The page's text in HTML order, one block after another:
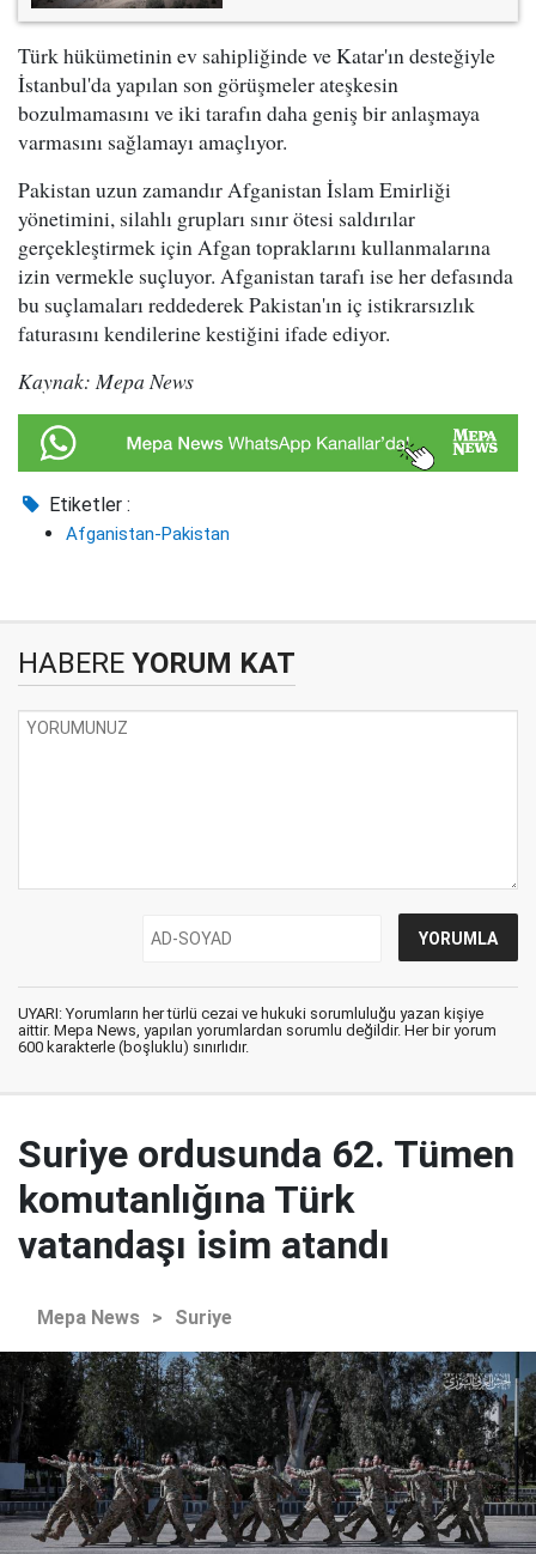
Türk hükümetinin ev sahipliğinde ve Katar'ın desteğiyle
İstanbul'da yapılan son görüşmeler ateşkesin
bozulmamasını ve iki tarafın daha geniş bir anlaşmaya
varmasını sağlamayı amaçlıyor.
Pakistan uzun zamandır Afganistan İslam Emirliği
yönetimini, silahlı grupları sınır ötesi saldırılar
gerçekleştirmek için Afgan topraklarını kullanmalarına
izin vermekle suçluyor. Afganistan tarafı ise her defasında
bu suçlamaları reddederek Pakistan'ın iç istikrarsızlık
faturasını kendilerine kestiğini ifade ediyor.
Kaynak: Mepa News
Etiketler :
Afganistan-Pakistan
HABERE YORUM KAT
UYARI: Yorumların her türlü cezai ve hukuki sorumluluğu yazan kişiye
aittir. Mepa News, yapılan yorumlardan sorumlu değildir. Her bir yorum
600 karakterle (boşluklu) sınırlıdır.
Suriye ordusunda 62. Tümen
komutanlığına Türk
vatandaşı isim atandı
Mepa News > Suriye